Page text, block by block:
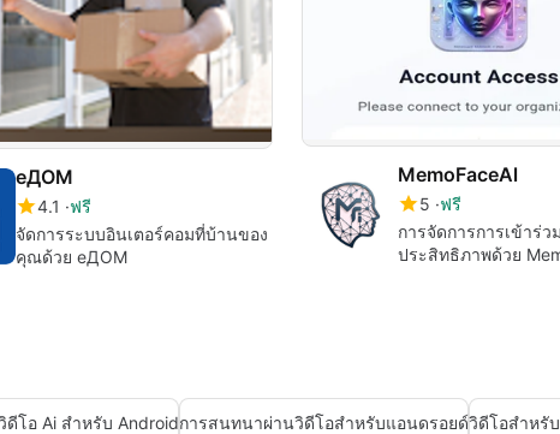
еДОМ
4.1
ฟรี
จัดการระบบอินเตอร์คอมที่บ้านของ
คุณด้วย еДОМ
MemoFaceAl
5 ฟรี
การจัดการการเข้าร่ว
ประสิทธิภาพด้วย
ดีโอ Ai สำหรับ Androidการสนทนาผ่านวิดีโอสำหรับแอนดรอยด์วิดีโอสำหรั